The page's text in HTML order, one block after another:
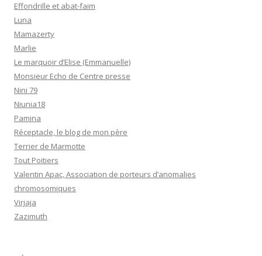
Effondrille et abat-faim
Luna
Mamazerty
Marlie
Le marquoir d’Elise (Emmanuelle)
Monsieur Echo de Centre presse
Nini 79
Niunia18
Pamina
Réceptacle, le blog de mon père
Terrier de Marmotte
Tout Poitiers
Valentin Apac, Association de porteurs d’anomalies
chromosomiques
Virjaja
Zazimuth